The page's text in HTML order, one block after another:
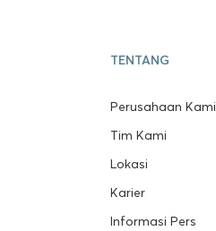
TENTANG
Perusahaan Kami
Tim Kami
Lokasi
Karier
Informasi Pers